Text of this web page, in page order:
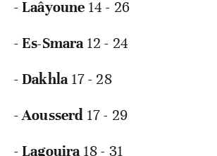
-Laâyoune 14 - 26
-Es-Smara12 - 24
-Dakhla17 - 28
-Aousserd 17 - 29
-Lagouira18 - 31